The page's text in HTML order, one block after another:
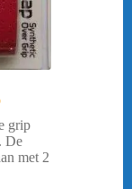
grip
De
met 2